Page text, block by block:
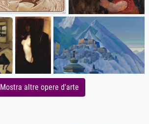
Mostra altre opere d'arte